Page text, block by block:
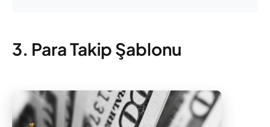
3. Para Takip Şablonu